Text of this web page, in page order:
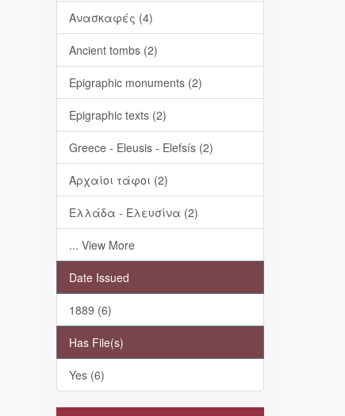
Ανασκαφές (4)
Ancient tombs (2)
Epigraphic monuments (2)
Epigraphic texts (2)
Greece - Eleusis - Elefsís (2)
Αρχαίοι τάφοι (2)
Ελλάδα - Ελευσίνα (2)
... View More
Date Issued
1889 (6)
Has File(s)
Yes (6)